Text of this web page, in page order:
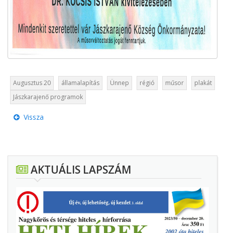
Augusztus 20 államalapítás Ünnep régió műsor
plakát
Jászkarajenő programok
Vissza
AKTUÁLIS LAPSZÁM